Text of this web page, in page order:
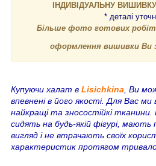
ІНДИВІДУАЛЬНУ ВИШИВКУ
* деталі
Більше фото готових
оформлення вишивки Ви
Купуючи халат в Lisichkina , Ви
впевнені в його якості. Для Вас ми
найкращі та зносостійкі
сидять на будь-якій фігурі, мають
вигляд і не втрачають своїх
характеристик протягом